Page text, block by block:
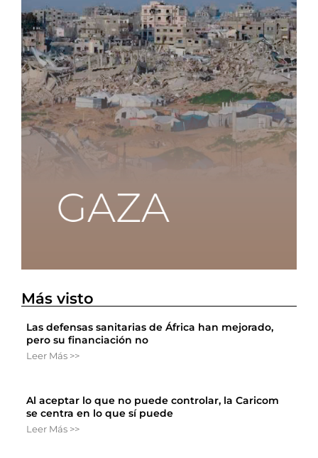
Más visto
Las defensas sanitarias de África han mejorado,
pero su financiación no
Leer Más >>
Al aceptar lo que no puede controlar, la Caricom
se centra en lo que sí puede
Leer Más >>